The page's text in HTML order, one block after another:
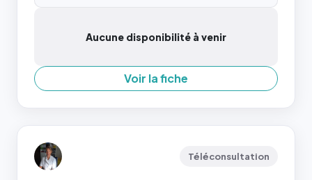
Aucune disponibilité à venir
Voir la fiche
Téléconsultation